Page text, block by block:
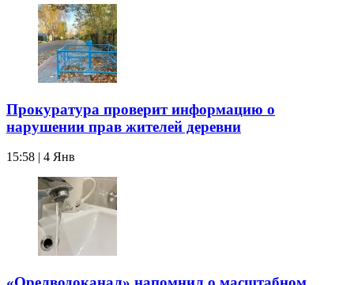
Прокуратура проверит информацию о
нарушении прав жителей деревни
15:58 | 4 Янв